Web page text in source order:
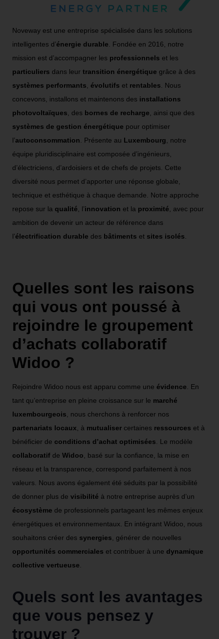
Noveway est une entreprise spécialisée dans les solutions
intelligentes d’énergie durable . Fondée en 2016, notre
mission est d’accompagner les professionnels et les
particuliers dans leur transition énergétique grâce à des
systèmes performants
évolutifs et rentables . Nous
concevons, installons et maintenons des installations
photovoltaïques , des bornes de recharge , ainsi que des
systèmes de gestion énergétique pour optimiser
l’autoconsommation . Présente au Luxembourg , notre
équipe pluridisciplinaire est composée d’ingénieurs,
d’électriciens, d’ardoisiers et de chefs de projets. Cette
diversité nous permet d’apporter une réponse globale,
technique et esthétique à chaque demande. Notre approche
repose sur la qualité , l’innovation et la proximité , avec pour
ambition de devenir un acteur de référence dans
l’électrification durable des bâtiments et sites isolés
Quelles sont les raisons
qui vous ont poussé à
rejoindre le groupement
d’achats collaboratif
Widoo ?
Rejoindre Widoo nous est apparu comme une évidence . En
tant qu’entreprise en pleine croissance sur le marché
luxembourgeois , nous cherchons à renforcer nos
partenariats locaux , à mutualiser certaines ressources et à
bénéficier de conditions d’achat optimisées . Le modèle
collaboratif de Widoo , basé sur la confiance, la mise en
réseau et la transparence, correspond parfaitement à nos
valeurs. Nous avons également été séduits par la possibilité
de donner plus de visibilité à notre entreprise auprès d’un
écosystème de professionnels partageant les mêmes enjeux
énergétiques et environnementaux. En intégrant Widoo, nous
souhaitons créer des synergies , générer de nouvelles
opportunités commerciales et contribuer à une dynamique
collective vertueuse
Quels sont les avantages
que vous pensez y
trouver ?